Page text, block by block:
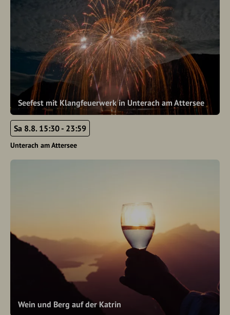
Seefest mit Klangfeuerwerk in Unterach am Attersee
Sa 8.8. 15:30 - 23:59
Unterach am Attersee
Wein und Berg auf der Katrin